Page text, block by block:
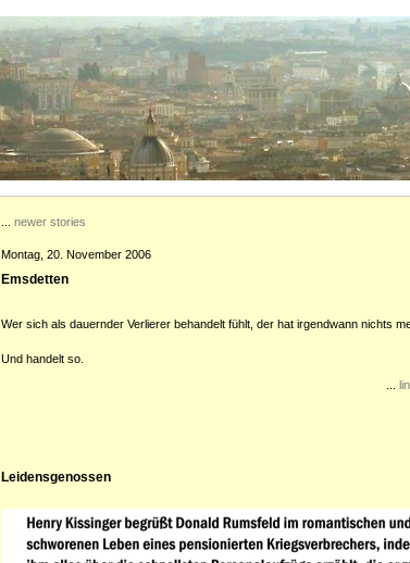
... newer stories
Montag, 20. November 2006
Emsdetten
Wer sich als dauernder Verlierer behandelt fühlt, der hat irgendwann nichts
Und handelt so.
...
Leidensgenossen